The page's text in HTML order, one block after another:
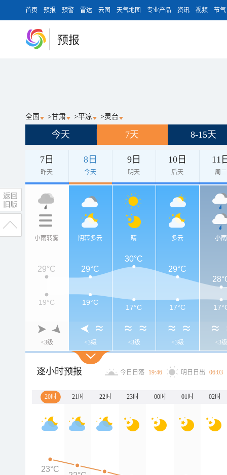
首页 预报 预警 雷达 云图 天气地图 专业产品 资讯 视频 节气
预报
全国 >甘肃 >平凉 >灵台
今天 7天 8-15天
7日
昨天
8日
今天
9日
明天
10日
后天
11
周二
小雨转雾
<3级
阴转多云
<3级
晴
<3级
多云
<3级
小雨
<3级
29°C 29°C
30°C
29°C
19°C 19°C
17°C 17°C
逐小时预报 今日日落 19:46 明日日出 06:03
20时 21时 22时 23时 00时 01时 02时
23°C